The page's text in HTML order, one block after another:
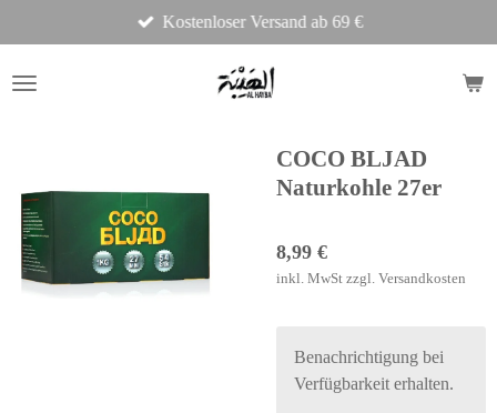
Hauptinhalt
springen
Kostenloser Versand ab 69 €
COCO BLJAD
Naturkohle 27er
8,99 €
inkl. MwSt zzgl. Versandkosten
Benachrichtigung bei
Verfügbarkeit erhalten.